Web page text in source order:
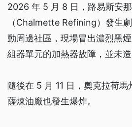
2026 年 5 月 8 日，路易斯安
（Chalmette Refining）發生
動周邊社區，現場冒出濃烈黑
組器單元的加熱器故障，並未造
隨後在 5 月 11 日，奧克拉荷
薩煉油廠也發生爆炸。